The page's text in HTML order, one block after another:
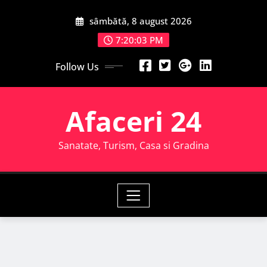
sâmbătă, 8 august 2026
7:20:04 PM
Follow Us
Afaceri 24
Sanatate, Turism, Casa si Gradina